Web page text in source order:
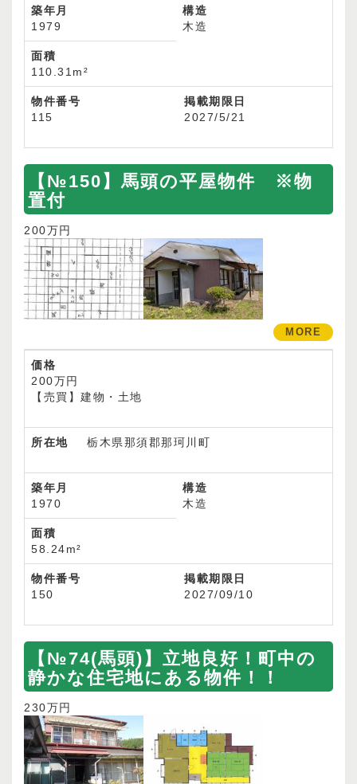
築年月
1979
構造
木造
面積
110.31m²
物件番号
115
掲載期限日
2027/5/21
【№150】馬頭の平屋物件 ※物
置付
200万円
MORE
価格
200万円
【売買】建物・土地
所在地 栃木県那須郡那珂川町
築年月
1970
構造
木造
面積
58.24m²
物件番号
150
掲載期限日
2027/09/10
【№74(馬頭)】立地良好！町中の
静かな住宅地にある物件！！
230万円